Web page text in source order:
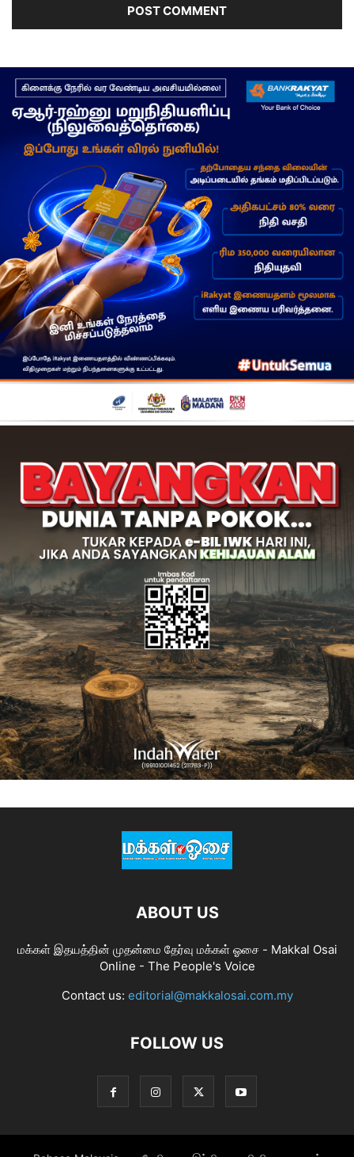
ABOUT US
மக்கள் இதயத்தின் முதன்மை தேர்வு மக்கள் ஓசை - Makkal Osai
Online - The People's Voice
Contact us: editorial@makkalosai.com.my
FOLLOW US